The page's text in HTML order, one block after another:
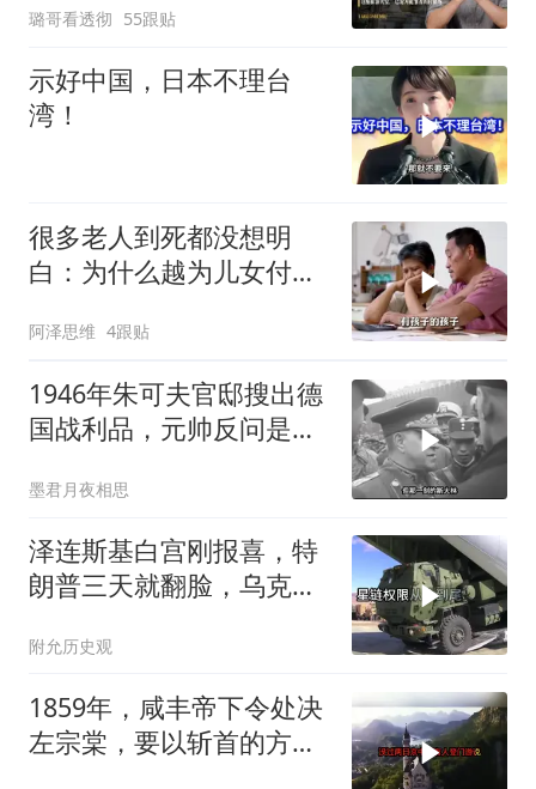
璐哥看透彻 55跟贴
示好中国，日本不理台
湾！
很多老人到死都没想明
白：为什么越为儿女付
阿泽思维 4跟贴
1946年朱可夫官邸搜出德
国战利品，元帅反问是否
墨君月夜相思
泽连斯基白宫刚报喜，特
朗普三天就翻脸，乌克兰
附允历史观
1859年，咸丰帝下令处决
左宗棠，要以斩首的方式